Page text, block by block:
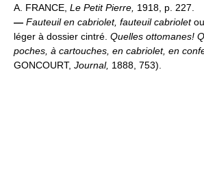
A. FRANCE, Le Petit Pierre, 1918, p. 227.
— Fauteuil en cabriolet, fauteuil cabrioletou
léger à dossier cintré. Quelles ottomanes!
poches, à cartouches, en cabriolet, en
GONCOURT, Journal, 1888, 753).